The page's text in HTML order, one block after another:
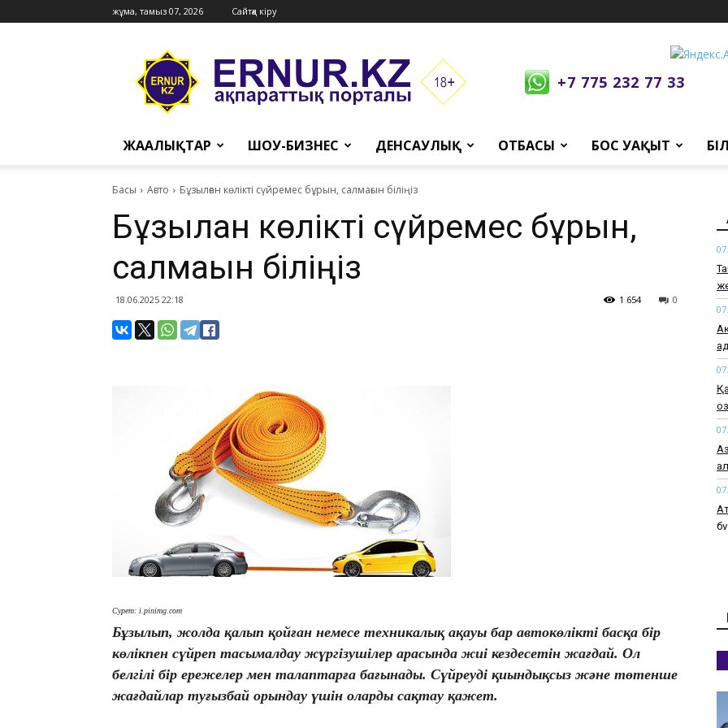
жұма, тамыз 07, 2026 Сайтқа кіру
Ernur
Press
+7 775 232 77 33
ЖАҢАЛЫҚТАР ШОУ-БИЗНЕС ДЕНСАУЛЫҚ ОТБАСЫ БОС УАҚЫТ
Басы Авто Бұзылған көлікті сүйремес бұрын, салмағын біліңіз
Бұзылған көлікті сүйремес бұрын,
салмағын біліңіз
18.06.2025 22:18 0
1 654
Сурет: i.pinimg.com
Бұзылып, жолда қалып қойған немесе техникалық ақауы бар автокөлікті басқа бір
көлікпен сүйреп тасымалдау жүргізушілер арасында жиі кездесетін жағдай. Ол
белгілі бір ережелер мен талаптарға бағынады. Сүйреуді қиындықсыз және төтенше
жағдайлар туғызбай орындау үшін оларды сақтау қажет.